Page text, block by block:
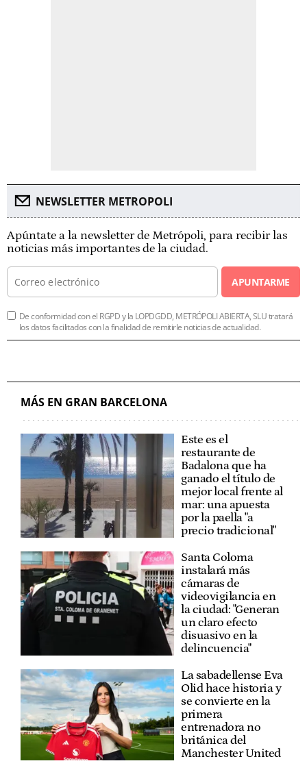
NEWSLETTER METROPOLI
Apúntate a la newsletter de Metrópoli, para recibir las
noticias más importantes de la ciudad.
APUNTARME
De conformidad con el RGPD y la LOPDGDD, METRÓPOLI ABIERTA, SLU tratará
los datos facilitados con la finalidad de remitirle noticias de actualidad.
MÁS EN GRAN BARCELONA
Este es el
restaurante de
Badalona que ha
ganado el título de
mejor local frente al
mar: una apuesta
por la paella "a
precio tradicional"
Santa Coloma
instalará más
cámaras de
videovigilancia en
la ciudad: "Generan
un claro efecto
disuasivo en la
delincuencia"
La sabadellense Eva
Olid hace historia y
se convierte en la
primera
entrenadora no
británica del
Manchester United